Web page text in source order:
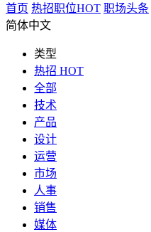
首页 热招职位HOT 职场头条
简体中文
类型
热招 HOT
全部
技术
产品
设计
运营
市场
人事
销售
媒体